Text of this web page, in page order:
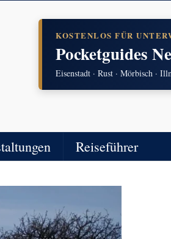
KOSTENLOS FÜR
Pocketguides
Eisenstadt · Rust · Mörbisch ·
Reiseführer